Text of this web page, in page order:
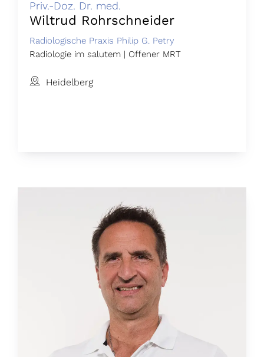
Priv.-Doz. Dr. med.
Wiltrud Rohrschneider
Radiologische Praxis Philip G. Petry
Radiologie im salutem | Offener MRT
Heidelberg